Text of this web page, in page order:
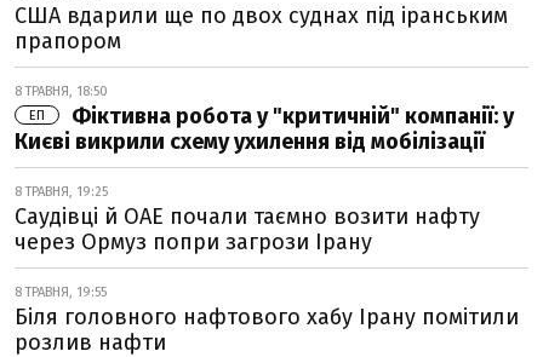
США вдарили ще по двох суднах під іранським
прапором
8 ТРАВНЯ, 18:50
ЕП
Фіктивна робота у "критичній" компанії: у
Києві викрили схему ухилення від мобілізації
8 ТРАВНЯ, 19:25
Саудівці й ОАЕ почали таємно возити нафту
через Ормуз попри загрози Ірану
8 ТРАВНЯ, 19:55
Біля головного нафтового хабу Ірану помітили
розлив нафти